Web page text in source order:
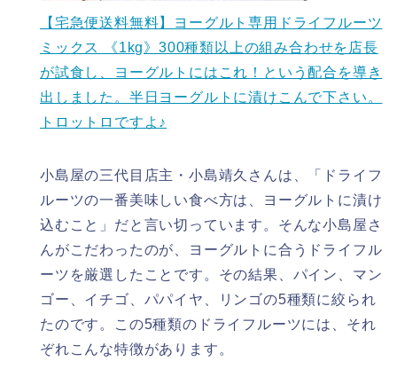
【宅急便送料無料】ヨーグルト専用ドライフルーツ
ミックス 《1kg》300種類以上の組み合わせを店長
が試食し、ヨーグルトにはこれ！という配合を導き
出しました。半日ヨーグルトに漬けこんで下さい。
トロットロですよ♪
小島屋の三代目店主・小島靖久さんは、「ドライフ
ルーツの一番美味しい食べ方は、ヨーグルトに漬け
込むこと」だと言い切っています。そんな小島屋さ
んがこだわったのが、ヨーグルトに合うドライフル
ーツを厳選したことです。その結果、パイン、マン
ゴー、イチゴ、パパイヤ、リンゴの5種類に絞られ
たのです。この5種類のドライフルーツには、それ
ぞれこんな特徴があります。